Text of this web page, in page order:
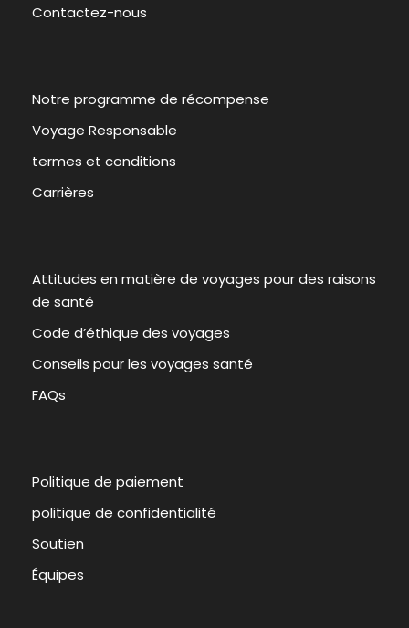
Contactez-nous
Notre programme de récompense
Voyage Responsable
termes et conditions
Carrières
Attitudes en matière de voyages pour des raisons
de santé
Code d’éthique des voyages
Conseils pour les voyages santé
FAQs
Politique de paiement
politique de confidentialité
Soutien
Équipes